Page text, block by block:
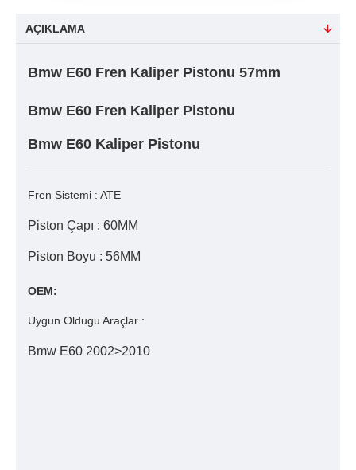
AÇIKLAMA
Bmw E60 Fren Kaliper Pistonu 57mm
Bmw E60 Fren Kaliper Pistonu
Bmw E60 Kaliper Pistonu
Fren Sistemi : ATE
Piston Çapı : 60MM
Piston Boyu : 56MM
OEM:
Uygun Oldugu Araçlar :
Bmw E60 2002>2010